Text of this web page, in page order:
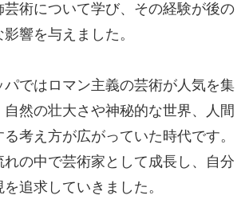
芸術について学び、その経験が後の
響を与えました。
パではロマン主義の芸術が人気を集
然の壮大さや神秘的な世界、人間
考え方が広がっていた時代です。
れの中で芸術家として成長し、自分
追求していきました。